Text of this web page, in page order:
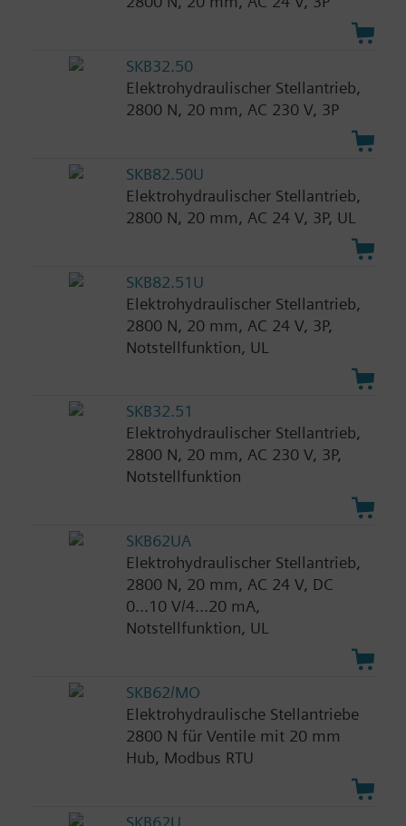
SKB32.50
Elektrohydraulischer Stellantrieb,
2800 N, 20 mm, AC 230 V, 3P
SKB82.50U
Elektrohydraulischer Stellantrieb,
2800 N, 20 mm, AC 24 V, 3P, UL
SKB82.51U
Elektrohydraulischer Stellantrieb,
2800 N, 20 mm, AC 24 V, 3P,
Notstellfunktion, UL
SKB32.51
Elektrohydraulischer Stellantrieb,
2800 N, 20 mm, AC 230 V, 3P,
Notstellfunktion
SKB62UA
Elektrohydraulischer Stellantrieb,
2800 N, 20 mm, AC 24 V, DC
0...10 V/4...20 mA,
Notstellfunktion, UL
SKB62/MO
Elektrohydraulische Stellantriebe
2800 N für Ventile mit 20 mm
Hub, Modbus RTU
SKB62U